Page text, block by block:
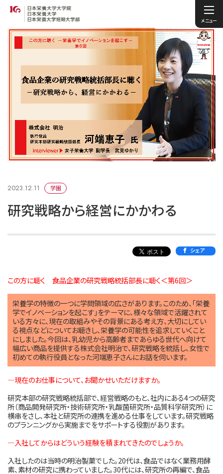
メニュー
2023.12.11 学園
研究戦略から経営にかかわる
シェア
この方に聴く 食品企業の研究戦略統括部長に聴く＜第6回＞
栄養学の特徴の一つに学問領域の広さがあります。このため、「栄養
学でイノベーションを起こす」をテーマに、様々な領域で活躍されて
いる方々に、現在の取組みやその背景にある考え方、大切にしてい
る視点などについてお聴きし、栄養学の可能性を追求していくこと
にしました。今回は、乳幼児から高齢者まであらゆる世代へ向けて
幅広い商品を提供する株式会社明治で、研究戦略を統括し、女性で
初めての執行役員となった河端恵子さんにお話を伺います。
―現在のお仕事について、お聞かせいただけますか。
研究本部の研究戦略統括部で、経営戦略のもと、社内にある4つの研究
所（商品開発研究所・技術研究所・乳酸菌研究所・品質科学研究所）に
横串をさし、本社と研究所の連携を進める仕事をしています。研究戦略
のプランニングから実施までをサポートする役割があります。
―入社してからはどういう経験を積まれてきたのでしょうか。
入社したのは当時の明治製菓でした。20代は、食品ではなく業務用酵
素、素材の研究に携わっていました。30代には、研究所の再編で、食品